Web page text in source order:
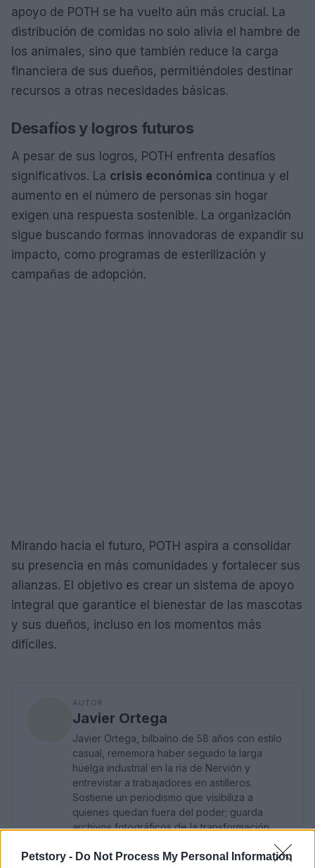
Petstory - Do Not Process My Personal Information
apoyo de POTH se ha vuelto aún más crucial. La
distribución de comidas no solo alivia el hambre de
los animales, sino que también reduce la carga
financiera de sus dueños, permitiéndoles destinar
recursos a otras necesidades básicas.
Desafíos y logros futuros
A pesar de sus logros, POTH enfrenta desafíos
significativos. La crisis económica continua y el
aumento en el número de personas sin hogar
exigen una respuesta sostenible. La organización
sigue buscando formas innovadoras de expandir su
impacto, como programas de esterilización y
campañas de adopción.
Mirando hacia el futuro, POTH aspira a consolidar
su presencia en más comunidades y fortalecer sus
alianzas. El objetivo es crear un sistema de apoyo
integral que garantice el bienestar de las mascotas
y sus dueños, incluso en los momentos más
difíciles.
AUTOR
Javier Ortega
Javier Ortega, bilbaíno de 58 años con estilo
casual, rememora haber seguido la larga
huelga industrial en la ría de Nervión y
entrevistar a trabajadores en astilleros.
Sostiene un periodismo que visibiliza a
quienes quedan fuera del poder; guarda
archivos fotográficos de la transformación